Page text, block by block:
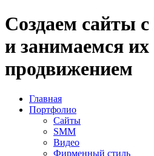
Создаем сайты с
и занимаемся их
продвижением
Главная
Портфолио
Сайты
SMM
Видео
Фирменный стиль